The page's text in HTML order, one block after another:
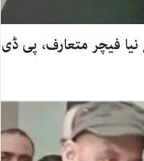
فیچر متعارف، پی ڈی